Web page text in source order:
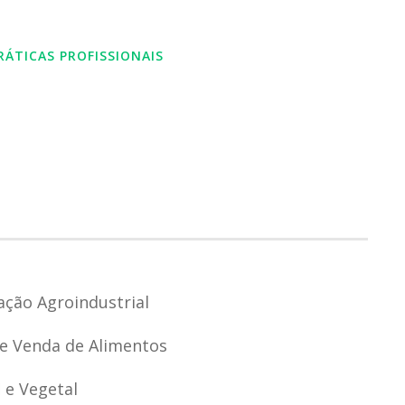
PROFISSIONAIS
Agroindustrial
Venda de Alimentos
Vegetal